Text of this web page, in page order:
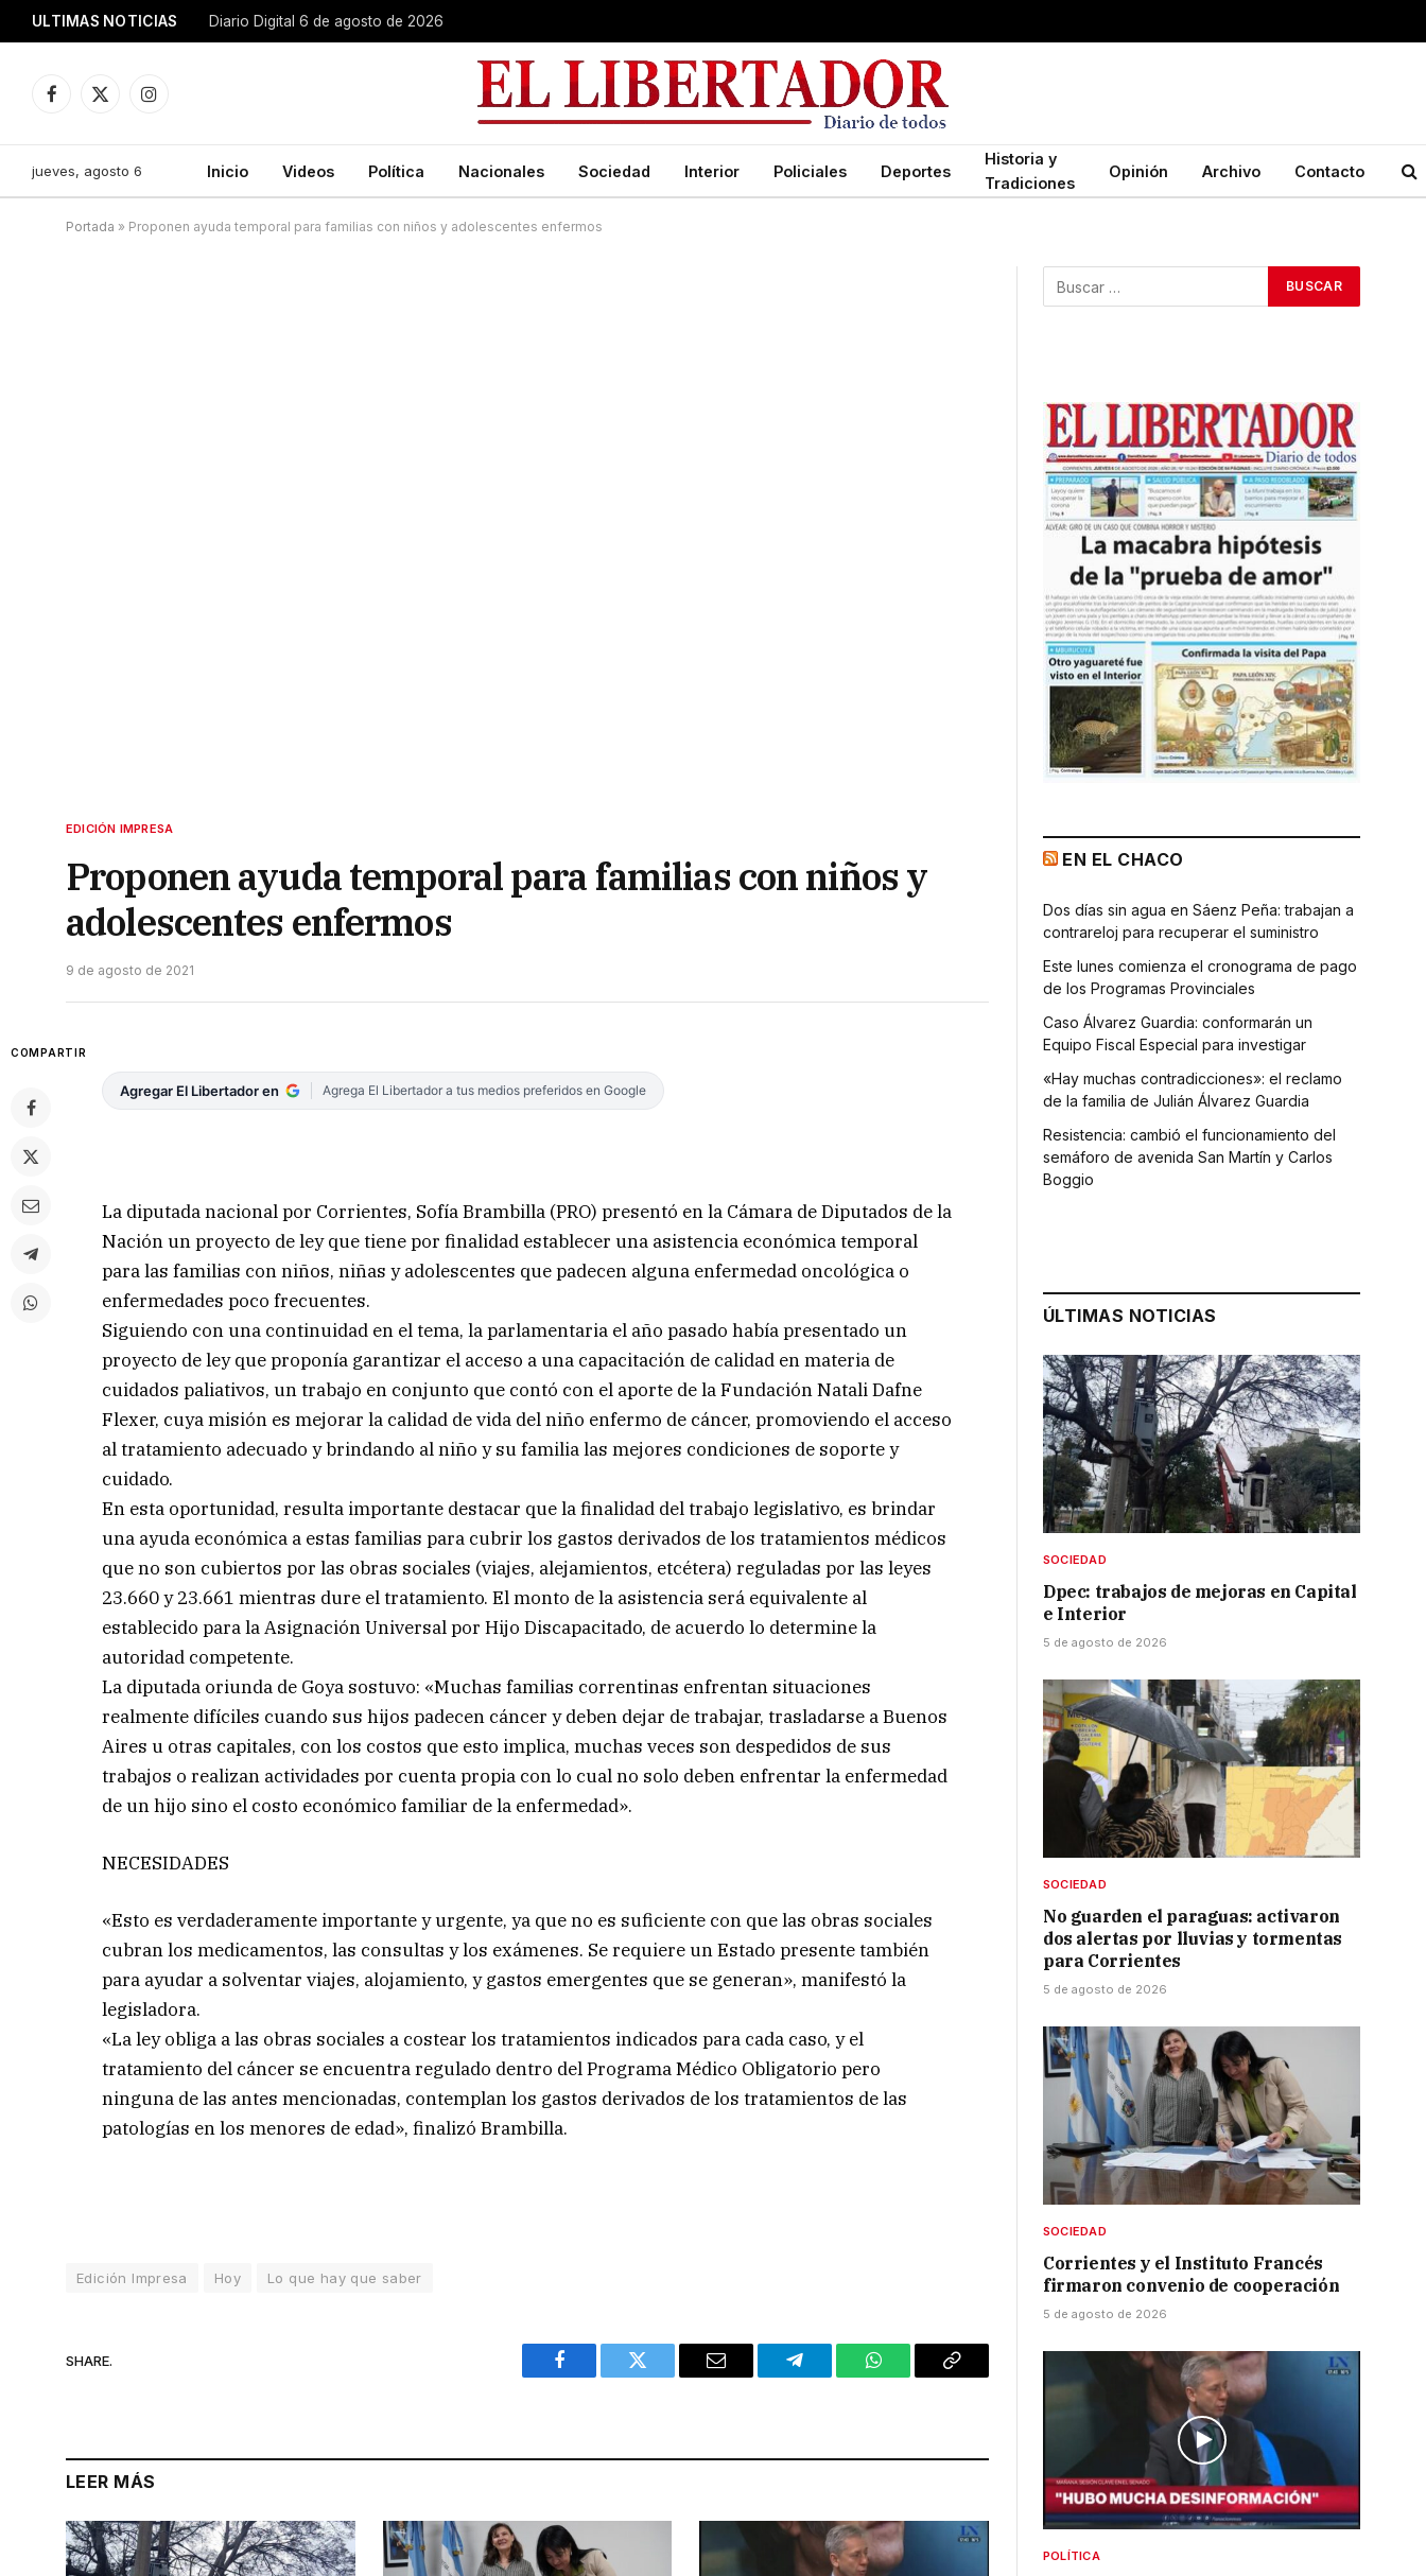
ULTIMAS NOTICIAS Diario Digital 6 de agosto de 2026
Facebook
X
Instagram
jueves, agosto 6 Inicio Videos Política Nacionales Sociedad Interior Policiales Deportes
Historia y
Tradiciones
Opinión Archivo Contacto
Portada » Proponen ayuda temporal para familias con niños y adolescentes enfermos
EDICIÓN IMPRESA
Proponen ayuda temporal para familias con niños y
adolescentes enfermos
9 de agosto de 2021
COMPARTIR
Agregar El Libertador en Agrega El Libertador a tus medios preferidos en Google
La diputada nacional por Corrientes, Sofía Brambilla (PRO) presentó en la Cámara de Diputados de la
Nación un proyecto de ley que tiene por finalidad establecer una asistencia económica temporal
para las familias con niños, niñas y adolescentes que padecen alguna enfermedad oncológica o
enfermedades poco frecuentes.
Siguiendo con una continuidad en el tema, la parlamentaria el año pasado había presentado un
proyecto de ley que proponía garantizar el acceso a una capacitación de calidad en materia de
cuidados paliativos, un trabajo en conjunto que contó con el aporte de la Fundación Natali Dafne
Flexer, cuya misión es mejorar la calidad de vida del niño enfermo de cáncer, promoviendo el acceso
al tratamiento adecuado y brindando al niño y su familia las mejores condiciones de soporte y
cuidado.
En esta oportunidad, resulta importante destacar que la finalidad del trabajo legislativo, es brindar
una ayuda económica a estas familias para cubrir los gastos derivados de los tratamientos médicos
que no son cubiertos por las obras sociales (viajes, alejamientos, etcétera) reguladas por las leyes
23.660 y 23.661 mientras dure el tratamiento. El monto de la asistencia será equivalente al
establecido para la Asignación Universal por Hijo Discapacitado, de acuerdo lo determine la
autoridad competente.
La diputada oriunda de Goya sostuvo: «Muchas familias correntinas enfrentan situaciones
realmente difíciles cuando sus hijos padecen cáncer y deben dejar de trabajar, trasladarse a Buenos
Aires u otras capitales, con los costos que esto implica, muchas veces son despedidos de sus
trabajos o realizan actividades por cuenta propia con lo cual no solo deben enfrentar la enfermedad
de un hijo sino el costo económico familiar de la enfermedad».
NECESIDADES
«Esto es verdaderamente importante y urgente, ya que no es suficiente con que las obras sociales
cubran los medicamentos, las consultas y los exámenes. Se requiere un Estado presente también
para ayudar a solventar viajes, alojamiento, y gastos emergentes que se generan», manifestó la
legisladora.
«La ley obliga a las obras sociales a costear los tratamientos indicados para cada caso, y el
tratamiento del cáncer se encuentra regulado dentro del Programa Médico Obligatorio pero
ninguna de las antes mencionadas, contemplan los gastos derivados de los tratamientos de las
patologías en los menores de edad», finalizó Brambilla.
Edición Impresa Hoy Lo que hay que saber
SHARE.
Facebook Twitter Email Telegram WhatsAppCopy
LEER MÁS
EN EL CHACO
Dos días sin agua en Sáenz Peña: trabajan a
contrareloj para recuperar el suministro
Este lunes comienza el cronograma de pago
de los Programas Provinciales
Caso Álvarez Guardia: conformarán un
Equipo Fiscal Especial para investigar
«Hay muchas contradicciones»: el reclamo
de la familia de Julián Álvarez Guardia
Resistencia: cambió el funcionamiento del
semáforo de avenida San Martín y Carlos
Boggio
ÚLTIMAS NOTICIAS
SOCIEDAD
Dpec: trabajos de mejoras en Capital
e Interior
5 de agosto de 2026
SOCIEDAD
No guarden el paraguas: activaron
dos alertas por lluvias y tormentas
para Corrientes
5 de agosto de 2026
SOCIEDAD
Corrientes y el Instituto Francés
firmaron convenio de cooperación
5 de agosto de 2026
POLÍTICA